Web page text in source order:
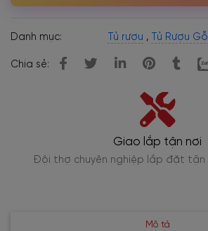
Danh mục: Tủ rượu , Tủ Rượu
Chia sẻ:
Giao lắp tận nơi
Đội thợ chuyên nghiệp lắp đặt tận
Mô tả